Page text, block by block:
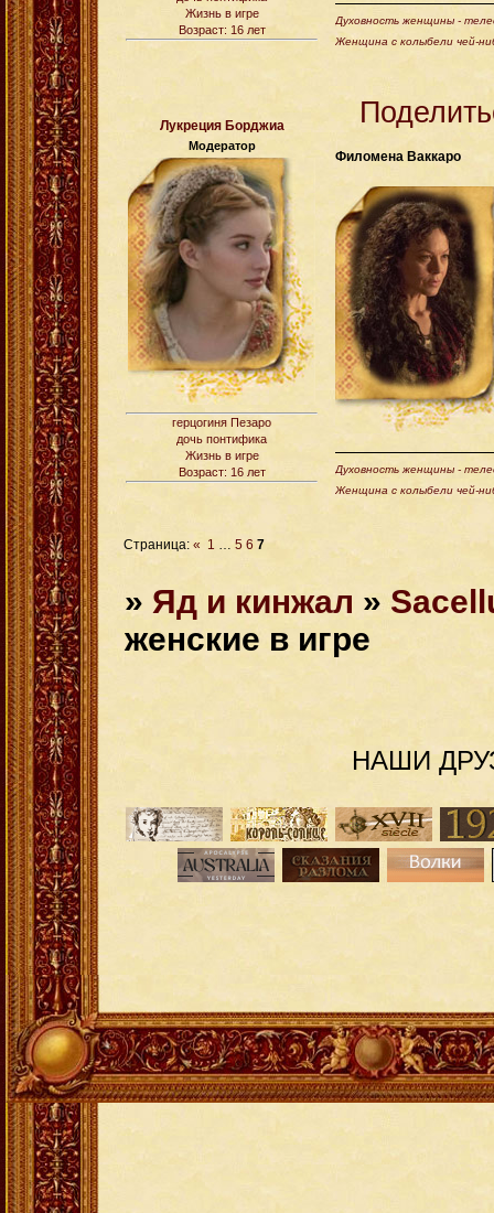
Жизнь в игре
Возраст: 16 лет
Духовность женщины -
Женщина с колыбели чей-
Лукреция Борджиа
Модератор
герцогиня Пезаро
дочь понтифика
Жизнь в игре
Возраст: 16 лет
Филомена Ваккаро
Духовность женщины -
Женщина с колыбели чей-
Страница:« 1 5 6 7
» Яд и кинжал »
женские в игре
НАШИ